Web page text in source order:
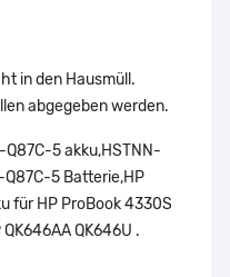
in den Hausmüll.
abgegeben werden.
Q87C-5 akku,HSTNN-
Q87C-5 Batterie,HP
für HP ProBook 4330S
QK646U .